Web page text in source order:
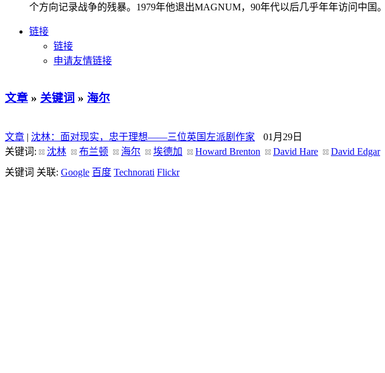
个方向记录战争的残暴。1979年他退出MAGNUM，90年代以后几乎年年访问中国。
链接
链接
申请友情链接
文章 » 关键词 » 海尔
文章 | 沈林：面对现实，忠于理想——三位英国左派剧作家
01月29日
关键词:
沈林 布兰顿 海尔 埃德加 Howard Brenton David Hare
David Edgar
关键词 关联: Google 百度 Technorati Flickr